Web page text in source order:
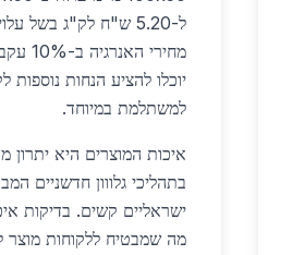
יוכלו להציע הנחות נוספות לקניות מעל 5
למשתלמת במיוחד.
איכות המוצרים היא יתרון
מה שמבטיח ללקוחות מוצר